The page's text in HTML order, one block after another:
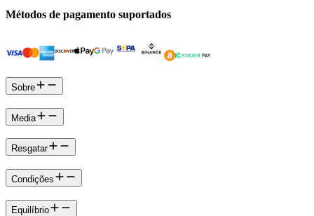
Métodos de pagamento suportados
Sobre
Media
Resgatar
Condições
Equilíbrio